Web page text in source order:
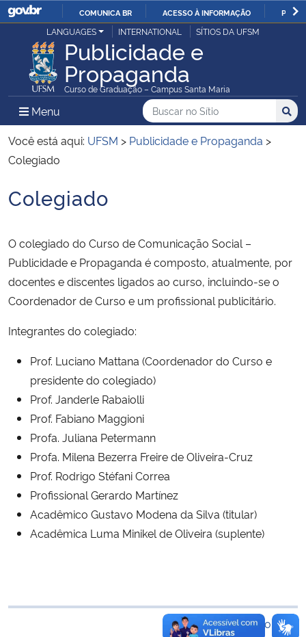
IR
PARA
O
CONTEÚDO
COMUNICA BR ACESSO À INFORMAÇÃO
Ministério da Justiça e Segurança Pública
Ministério da Defesa
Ministério das Relações Exteriores
Ministério da Infraestrutura
Ministério da Agricultura, Pecuária e Abastecimento
Ministério da Educação
Ministério de Minas e Energia
Ministério da Ciência, Tecnologia, Inovações e Comunicações
Ministério do Meio Ambiente
Ministério do Turismo
Ministério do Desenvolvimento Regional
Ministério da Mulher, da Família e dos Direitos Humanos
LANGUAGES INTERNATIONAL SÍTIOS DA UFSM
Publicidade e
Propaganda
Curso de Graduação – Campus Santa Maria
Menu Menu Principal do Sítio
Busca
Buscar no no Sítio
Busca:
Você está aqui: UFSM > Publicidade e Propaganda >
Colegiado
Início do conteúdo
Colegiado
O colegiado do Curso de Comunicação Social –
Publicidade e Propaganda é composto, atualmente, por
docentes e discentes ligados ao curso, incluindo-se o
Coordenador de Curso e um profissional publicitário.
Integrantes do colegiado:
Prof. Luciano Mattana (Coordenador do Curso e
presidente do colegiado)
Prof. Janderle Rabaiolli
Prof. Fabiano Maggioni
Profa. Juliana Petermann
Profa. Milena Bezerra Freire de Oliveira-Cruz
Prof. Rodrigo Stéfani Correa
Profissional Gerardo Martínez
Acadêmico Gustavo Modena da Silva (titular)
Acadêmica Luma Minikel de Oliveira (suplente)
Voltar ao topo